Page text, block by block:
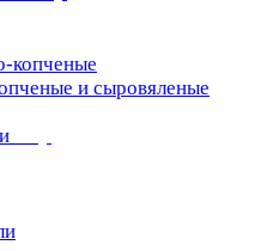
копченые
и сыровяленые